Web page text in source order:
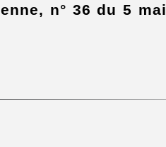
n° 36 du 5 mai